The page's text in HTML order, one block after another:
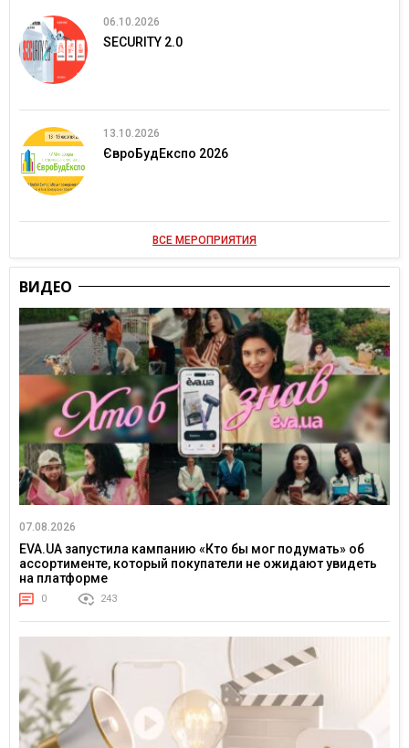
06.10.2026
SECURITY 2.0
13.10.2026
ЄвроБудЕкспо 2026
ВСЕ МЕРОПРИЯТИЯ
ВИДЕО
07.08.2026
EVA.UA запустила кампанию «Кто бы мог подумать» об
ассортименте, который покупатели не ожидают увидеть
на платформе
0 243